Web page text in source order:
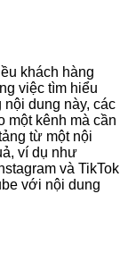
khách hàng
việc tìm hiểu
dung này, các
một kênh mà cần
từ một nội
ví dụ như
và TikTok
với nội dung